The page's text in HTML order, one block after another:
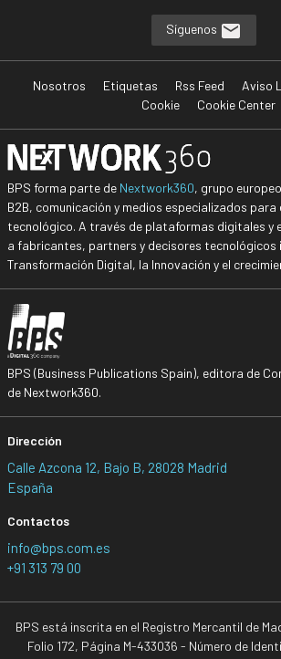
Síguenos
Nosotros Etiquetas Rss Feed Aviso
Cookie
Cookie Center
BPS forma parte de Nextwork360, grupo
B2B, comunicación y medios especializados para
tecnológico. A través de plataformas digitales y
a fabricantes, partners y decisores tecnológicos
Transformación Digital, la Innovación y el
BPS (Business Publications Spain), editora de
de Nextwork360.
Dirección
Calle Azcona 12, Bajo B, 28028 Madrid
España
Contactos
info@bps.com.es
+91 313 79 00
BPS está inscrita en el Registro Mercantil de
Folio 172, Página M-433036 - Número de